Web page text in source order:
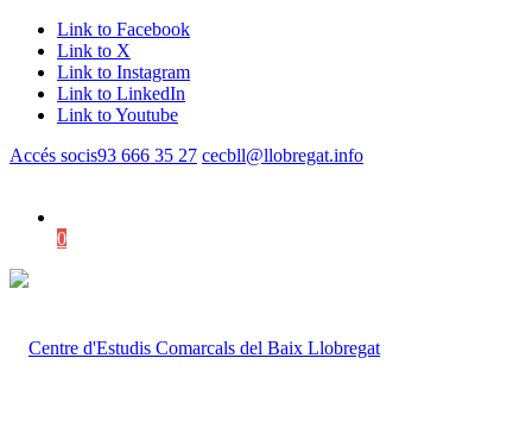
Link to Facebook
Link to X
Link to Instagram
Link to LinkedIn
Link to Youtube
Accés socis93 666 35 27 cecbll@llobregat.info
0